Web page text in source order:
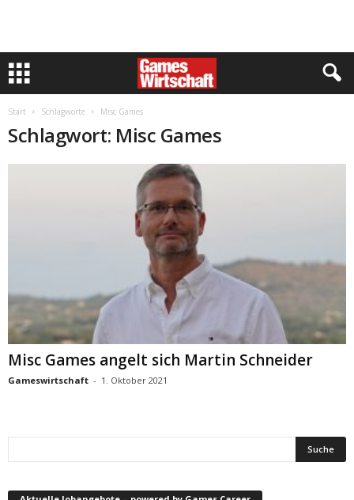
Start Schlagworte Misc Games
Schlagwort: Misc Games
Misc Games angelt sich Martin Schneider
Gameswirtschaft - 1. Oktober 2021